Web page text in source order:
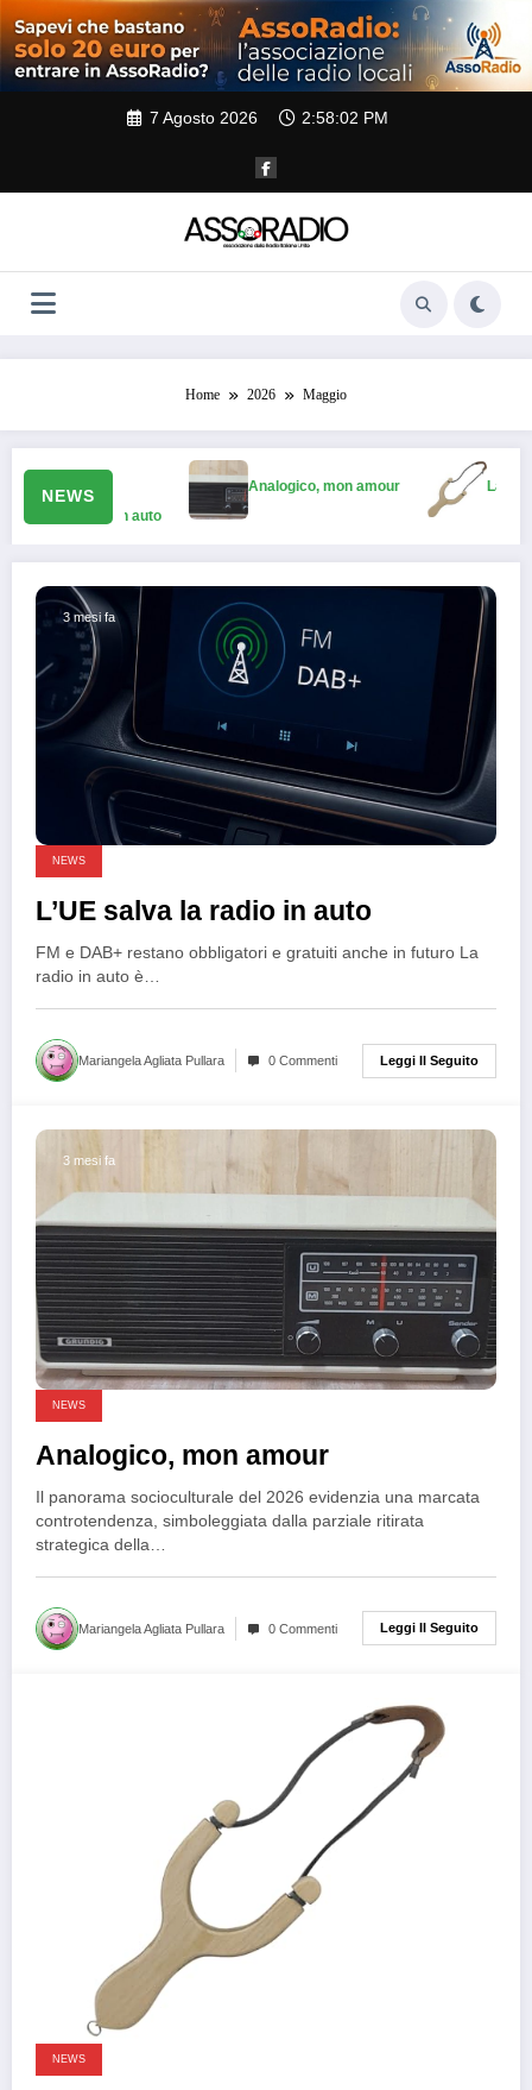
al
contenuto
7 Agosto 2026 2:58:02 PM
Home 2026 Maggio
NEWS
in auto
Analogico, mon amour La fionda
3 mesi fa
NEWS
L’UE salva la radio in auto
FM e DAB+ restano obbligatori e gratuiti anche in futuro La
radio in auto è…
Mariangela Agliata Pullara 0 Commenti Leggi Il Seguito
3 mesi fa
NEWS
Analogico, mon amour
Il panorama socioculturale del 2026 evidenzia una marcata
controtendenza, simboleggiata dalla parziale ritirata
strategica della…
Mariangela Agliata Pullara 0 Commenti Leggi Il Seguito
NEWS